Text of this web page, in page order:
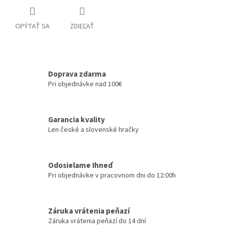
OPÝTAŤ SA ZDIEĽAŤ
Doprava zdarma
Pri objednávke nad 100€
Garancia kvality
Len české a slovenské hračky
Odosielame Ihneď
Pri objednávke v pracovnom dni do 12:00h
Záruka vrátenia peňazí
Záruka vrátenia peňazí do 14 dní